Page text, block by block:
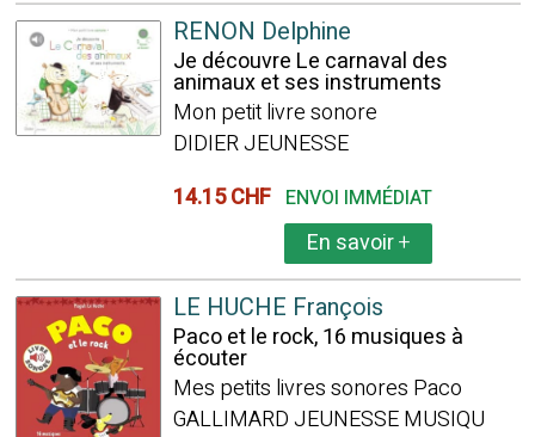
RENON Delphine
Je découvre Le carnaval des
animaux et ses instruments
Mon petit livre sonore
DIDIER JEUNESSE
14.15 CHF ENVOI IMMÉDIAT
En savoir+
LE HUCHE François
Paco et le rock, 16 musiques à
écouter
Mes petits livres sonores Paco
GALLIMARD JEUNESSE MUSIQU